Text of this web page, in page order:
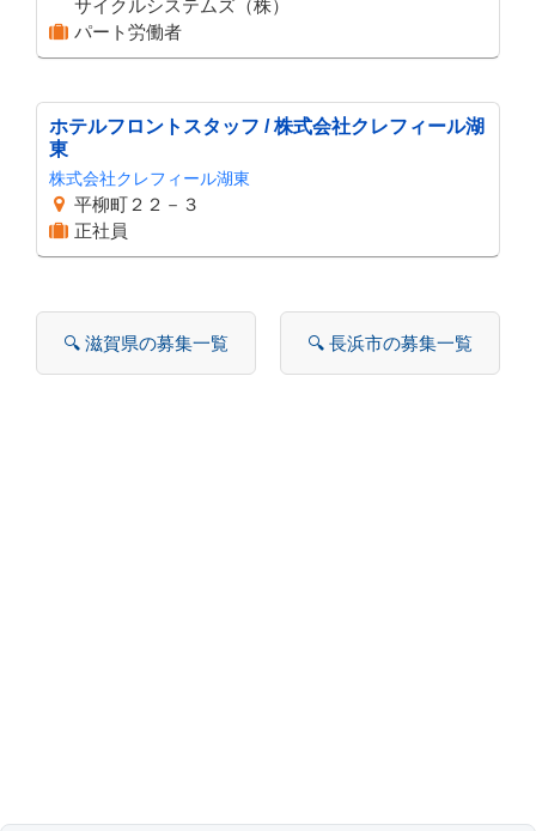
サイクルシステムズ（株）
パート労働者
ホテルフロントスタッフ / 株式会社クレフィール湖
東
株式会社クレフィール湖東
平柳町２２－３
正社員
🔍 滋賀県の募集一覧 🔍 長浜市の募集一覧